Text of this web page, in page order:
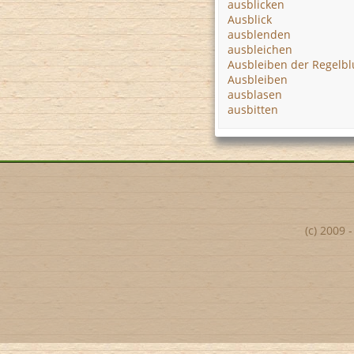
ausblicken
Ausblick
ausblenden
ausbleichen
Ausbleiben der
Ausbleiben
ausblasen
ausbitten
(c) 2009